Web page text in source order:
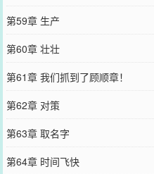
第59章 生产
第60章 壮壮
第61章 我们抓到了顾顺章！
第62章 对策
第63章 取名字
第64章 时间飞快